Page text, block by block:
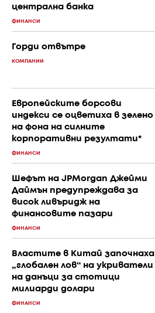
централна банка
ФИНАНСИ
Горди отвътре
КОМПАНИИ
Европейските борсови
индекси се оцветиха в зелено
на фона на силните
корпоративни резултати*
ФИНАНСИ
Шефът на JPMorgan Джейми
Даймън предупреждава за
висок ливъридж на
финансовите пазари
ФИНАНСИ
Властите в Китай започнаха
„глобален лов“ на укриватели
на данъци за стотици
милиарди долари
ФИНАНСИ